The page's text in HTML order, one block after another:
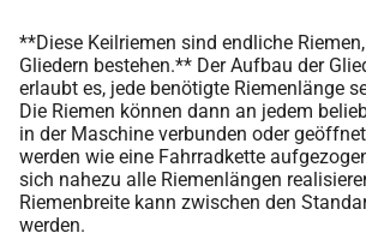
**Diese Keilriemen sind endliche
Gliedern bestehen.** Der Aufbau der
erlaubt es, jede benötigte Riemenlänge
Die Riemen können dann an jedem
in der Maschine verbunden oder
werden wie eine Fahrradkette
sich nahezu alle Riemenlängen
Riemenbreite kann zwischen den
werden.